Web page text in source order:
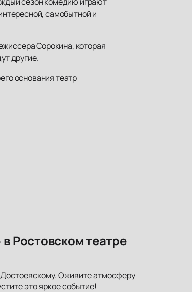
самобытной и
Сорокина, которая
другие.
основания театр
Ростовском театре
Оживите атмосферу
это яркое событие!